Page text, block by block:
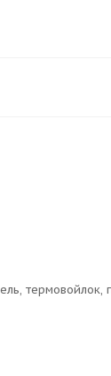
термовойлок,